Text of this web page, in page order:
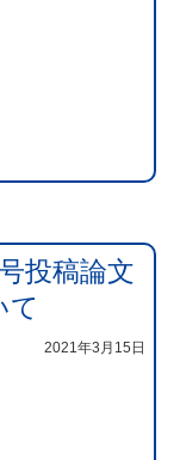
投稿論文
て
2021年3月15日